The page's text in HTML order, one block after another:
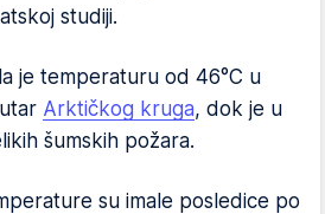
studiji.
je temperaturu od 46°C u
Arktičkog kruga, dok je u
šumskih požara.
su imale posledice po